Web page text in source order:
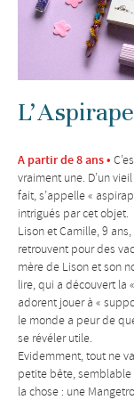
A partir de 8 ans •
vraiment une. D’un
fait, s’appelle «
intrigués par cet objet.
Lison et Camille, 9
retrouvent pour des
mère de Lison et son
lire, qui a découvert la
adorent jouer à «
le monde a peur de
se révéler utile.
Evidemment, tout ne
petite bête, semblable
la chose : une